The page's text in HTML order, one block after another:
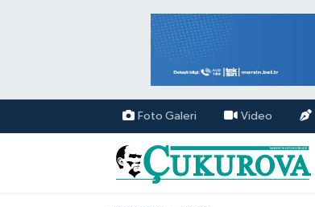
Foto Galeri Video
Mersin Nöbetçi Eczaneler
Mersin Hava Durumu
Mersin Namaz Vakitleri
Mersin Trafik Yoğunluk Haritası